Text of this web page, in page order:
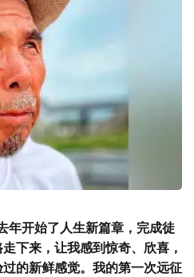
年开始了人生新篇章，完成徒
下来，让我感到惊奇、欣喜，
的新鲜感觉。我的第一次远征